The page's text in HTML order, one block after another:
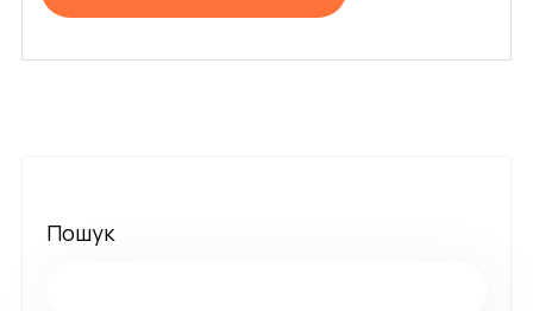
Пошук